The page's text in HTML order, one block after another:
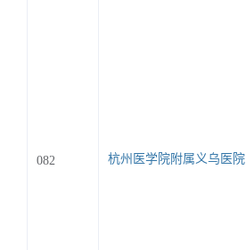
082 杭州医学院附属义乌医院